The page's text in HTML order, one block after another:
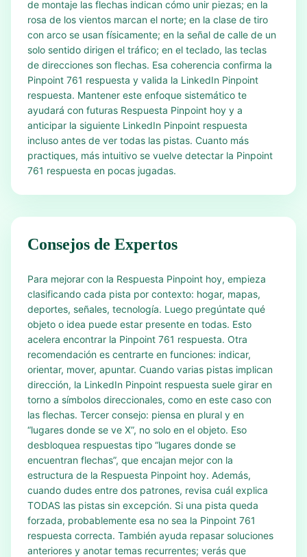
de montaje las flechas indican cómo unir piezas; en la
rosa de los vientos marcan el norte; en la clase de tiro
con arco se usan físicamente; en la señal de calle de un
solo sentido dirigen el tráfico; en el teclado, las teclas
de direcciones son flechas. Esa coherencia confirma la
Pinpoint 761 respuesta y valida la LinkedIn Pinpoint
respuesta. Mantener este enfoque sistemático te
ayudará con futuras Respuesta Pinpoint hoy y a
anticipar la siguiente LinkedIn Pinpoint respuesta
incluso antes de ver todas las pistas. Cuanto más
practiques, más intuitivo se vuelve detectar la Pinpoint
761 respuesta en pocas jugadas.
Consejos de Expertos
Para mejorar con la Respuesta Pinpoint hoy, empieza
clasificando cada pista por contexto: hogar, mapas,
deportes, señales, tecnología. Luego pregúntate qué
objeto o idea puede estar presente en todas. Esto
acelera encontrar la Pinpoint 761 respuesta. Otra
recomendación es centrarte en funciones: indicar,
orientar, mover, apuntar. Cuando varias pistas implican
dirección, la LinkedIn Pinpoint respuesta suele girar en
torno a símbolos direccionales, como en este caso con
las flechas. Tercer consejo: piensa en plural y en
“lugares donde se ve X”, no solo en el objeto. Eso
desbloquea respuestas tipo “lugares donde se
encuentran flechas”, que encajan mejor con la
estructura de la Respuesta Pinpoint hoy. Además,
cuando dudes entre dos patrones, revisa cuál explica
TODAS las pistas sin excepción. Si una pista queda
forzada, probablemente esa no sea la Pinpoint 761
respuesta correcta. También ayuda repasar soluciones
anteriores y anotar temas recurrentes; verás que